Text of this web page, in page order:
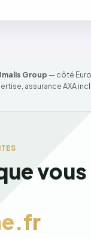
Group — côté
assurance AXA